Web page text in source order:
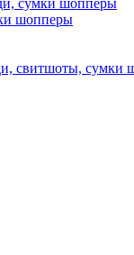
сумки шопперы
шопперы
свитшоты, сумки